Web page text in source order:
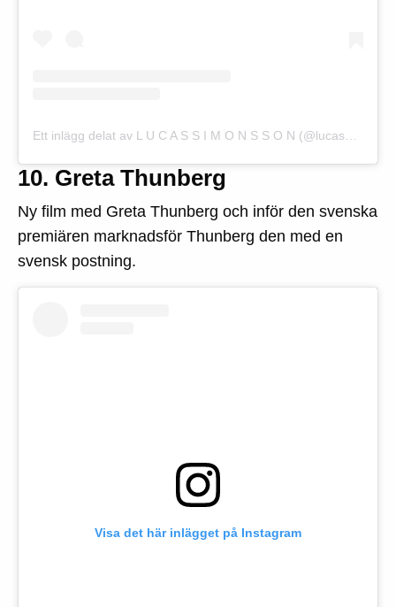
10. Greta Thunberg
Ny film med Greta Thunberg och inför den svenska
premiären marknadsför Thunberg den med en
svensk postning.
Visa det här inlägget på Instagram